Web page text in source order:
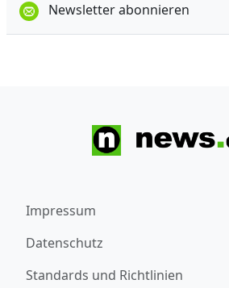
Newsletter abonnieren
Impressum
Datenschutz
Standards und Richtlinien